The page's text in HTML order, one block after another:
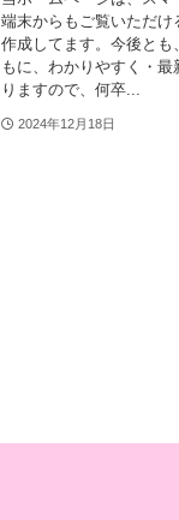
端末からもご覧いただ
作成してます。今後とも
もに、わかりやすく・
りますので、何卒...
2024年12月18日